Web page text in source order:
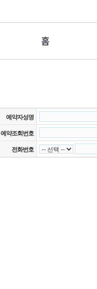
홈
예약자성명
예약조회번호
전화번호